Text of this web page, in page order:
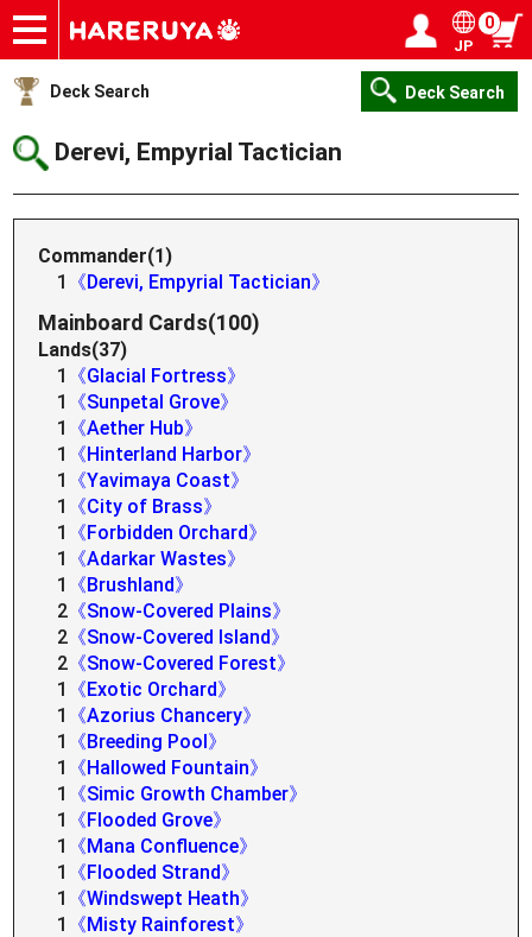
Onlineshop
Articles
Deck Search
Sponsored Players
Shop Info
Event Schedule
Help
Contact
JP
0
Deck Search Deck Search
Derevi, Empyrial Tactician
Commander(1)
1
《Derevi, Empyrial Tactician》
Mainboard Cards(100)
Lands(37)
1
《Glacial Fortress》
1
《Sunpetal Grove》
1
《Aether Hub》
1
《Hinterland Harbor》
1
《Yavimaya Coast》
1
《City of Brass》
1
《Forbidden Orchard》
1
《Adarkar Wastes》
1
《Brushland》
2 《Snow-Covered Plains》
2 《Snow-Covered Island》
2 《Snow-Covered Forest》
1
《Exotic Orchard》
1
《Azorius Chancery》
1
《Breeding Pool》
1
《Hallowed Fountain》
1
《Simic Growth Chamber》
1
《Flooded Grove》
1
《Mana Confluence》
1
《Flooded Strand》
1
《Windswept Heath》
1
《Misty Rainforest》